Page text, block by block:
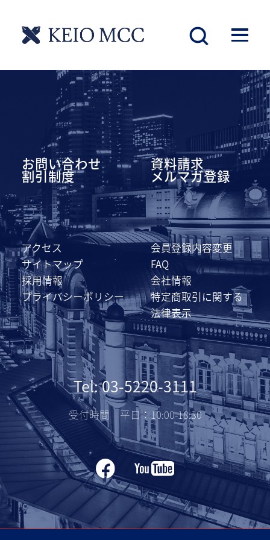
お問い合わせ 資料請求
割引制度 メルマガ登録
アクセス
会員登録内容変更
サイトマップ
FAQ
採用情報
会社情報
プライバシーポリシー
特定商取引に関する
法律表示
Tel: 03-5220-3111
受付時間 平日：10:00-18:30